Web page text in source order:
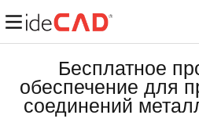
Бесплатное
обеспечение для
соединений